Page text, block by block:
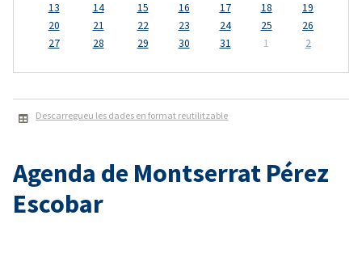
13
14 15 16 17 18
19
20
21 22 23 24 25
26
27
28 29 30 31 1 2
Descarregueu les dades en format reutilitzable
Agenda de Montserrat Pérez
Escobar